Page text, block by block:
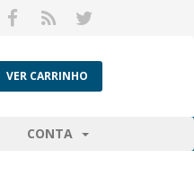
VER CARRINHO
CONTA